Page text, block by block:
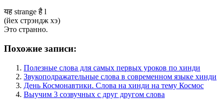
यह strange है l
(йех стрэндж хэ)
Это странно.
Похожие записи:
Полезные слова для самых первых уроков по хинди
Звукоподражательные слова в современном языке хинди
День Космонавтики. Слова на хинди на тему Космос
Выучим 3 созвучных с друг другом слова